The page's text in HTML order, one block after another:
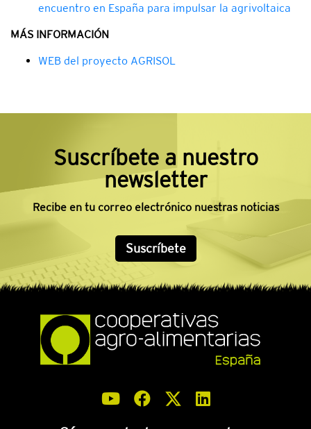
encuentro en España para impulsar la agrivoltaica
MÁS INFORMACIÓN
WEB del proyecto AGRISOL
Suscríbete a nuestro
newsletter
Recibe en tu correo electrónico nuestras noticias
Suscríbete